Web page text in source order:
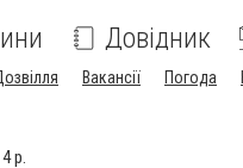
Довідник
Вакансії Погода
р.